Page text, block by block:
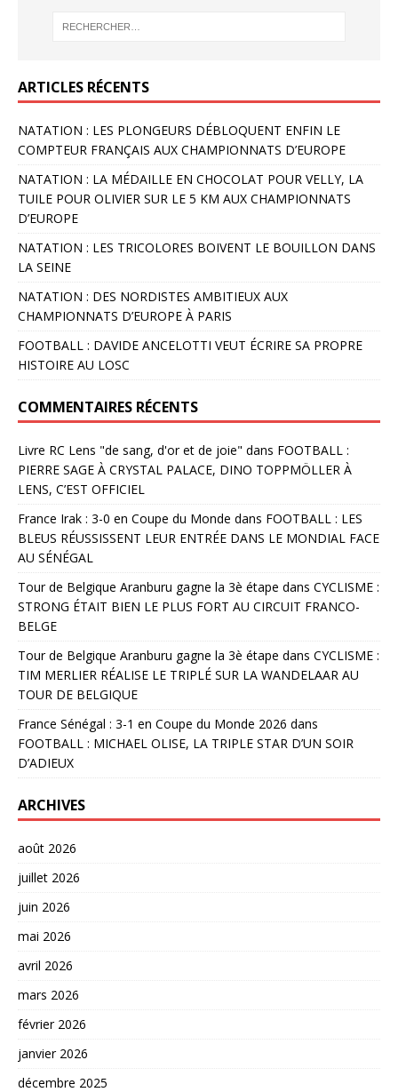
ARTICLES RÉCENTS
NATATION : LES PLONGEURS DÉBLOQUENT ENFIN LE
COMPTEUR FRANÇAIS AUX CHAMPIONNATS D’EUROPE
NATATION : LA MÉDAILLE EN CHOCOLAT POUR VELLY, LA
TUILE POUR OLIVIER SUR LE 5 KM AUX CHAMPIONNATS
D’EUROPE
NATATION : LES TRICOLORES BOIVENT LE BOUILLON DANS
LA SEINE
NATATION : DES NORDISTES AMBITIEUX AUX
CHAMPIONNATS D’EUROPE À PARIS
FOOTBALL : DAVIDE ANCELOTTI VEUT ÉCRIRE SA PROPRE
HISTOIRE AU LOSC
COMMENTAIRES RÉCENTS
Livre RC Lens "de sang, d'or et de joie" dans FOOTBALL :
PIERRE SAGE À CRYSTAL PALACE, DINO TOPPMÖLLER À
LENS, C’EST OFFICIEL
France Irak : 3-0 en Coupe du Monde dans FOOTBALL : LES
BLEUS RÉUSSISSENT LEUR ENTRÉE DANS LE MONDIAL FACE
AU SÉNÉGAL
Tour de Belgique Aranburu gagne la 3è étape dans CYCLISME :
STRONG ÉTAIT BIEN LE PLUS FORT AU CIRCUIT FRANCO-
BELGE
Tour de Belgique Aranburu gagne la 3è étape dans CYCLISME :
TIM MERLIER RÉALISE LE TRIPLÉ SUR LA WANDELAAR AU
TOUR DE BELGIQUE
France Sénégal : 3-1 en Coupe du Monde 2026 dans
FOOTBALL : MICHAEL OLISE, LA TRIPLE STAR D’UN SOIR
D’ADIEUX
ARCHIVES
août 2026
juillet 2026
juin 2026
mai 2026
avril 2026
mars 2026
février 2026
janvier 2026
décembre 2025